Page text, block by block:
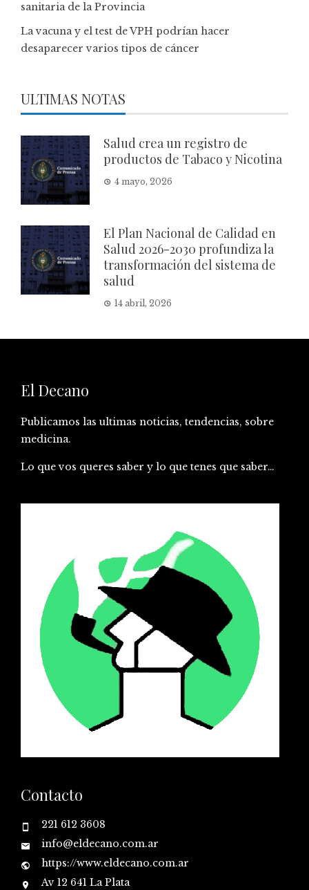
sanitaria de la Provincia
La vacuna y el test de VPH podrían hacer
desaparecer varios tipos de cáncer
ULTIMAS NOTAS
Salud crea un registro de
productos de Tabaco y Nicotina
4 mayo, 2026
El Plan Nacional de Calidad en
Salud 2026-2030 profundiza la
transformación del sistema de
salud
14 abril, 2026
El Decano
Publicamos las ultimas noticias, tendencias, sobre
medicina.
Lo que vos queres saber y lo que tenes que saber…
Contacto
221 612 3608
info@eldecano.com.ar
https://www.eldecano.com.ar
Av 12 641 La Plata